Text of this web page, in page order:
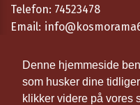
Denne hjemmeside
som husker dine
klikker videre på vores
Telefon: 74523478
Email:
Cookie- og